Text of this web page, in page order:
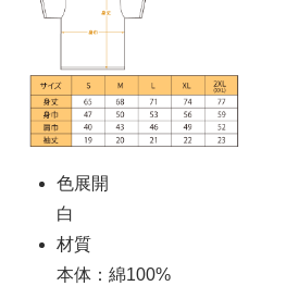
色展開
白
材質
本体：綿100%
3,400円(税込)
3,400円(税込)